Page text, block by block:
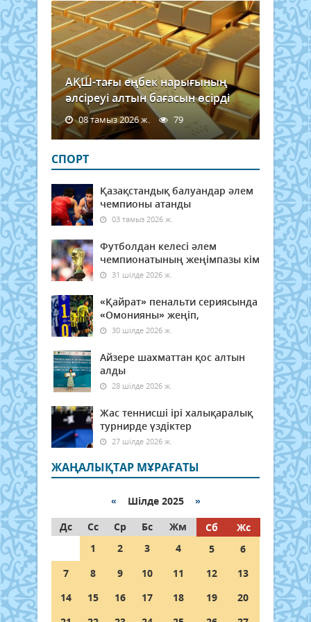
АҚШ-тағы еңбек нарығының
әлсіреуі алтын бағасын өсірді
08 тамыз 2026 ж. 79
СПОРТ
Қазақстандық балуандар әлем
чемпионы атанды
03 тамыз 2026 ж.
Футболдан келесі әлем
чемпионатының жеңімпазы кім
31 шілде 2026 ж.
«Қайрат» пенальти сериясында
«Омонияны» жеңіп,
30 шілде 2026 ж.
Айзере шахматтан қос алтын
алды
28 шілде 2026 ж.
Жас теннисші ірі халықаралық
турнирде үздіктер
27 шілде 2026 ж.
ЖАҢАЛЫҚТАР МҰРАҒАТЫ
« Шілде 2025 »
Дс
Сс Ср Бс Жм Сб
Жс
1
2 3 4 5
6
7
8 9 10 11 12
13
14
15 16 17 18 19
20